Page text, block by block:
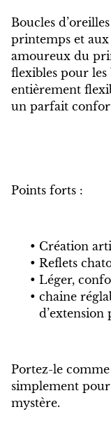
Boucles
printemps et aux
amoureux du
flexibles pour les
entièrement
un parfait
Points forts :
Création
Reflets
Léger,
chaine
Portez-le
simplement
mystère.